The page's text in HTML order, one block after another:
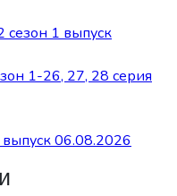
1 выпуск
1-26, 27, 28 серия
06.08.2026